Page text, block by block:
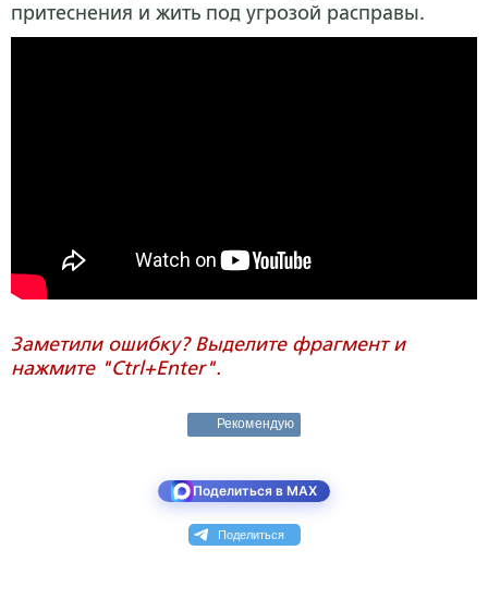
притеснения и жить под угрозой расправы.
Заметили ошибку? Выделите фрагмент и
нажмите "Ctrl+Enter".
Рекомендую
Поделиться в MAX
Поделиться